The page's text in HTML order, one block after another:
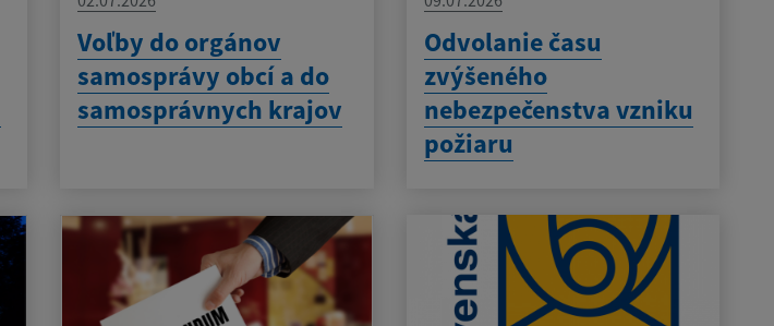
Voľby do orgánov
samosprávy obcí a do
samosprávnych krajov
Odvolanie času
zvýšeného
nebezpečenstva vzniku
požiaru